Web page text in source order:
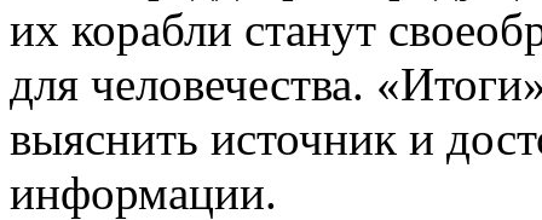
их корабли станут
для человечества. «
выяснить источник и
информации.